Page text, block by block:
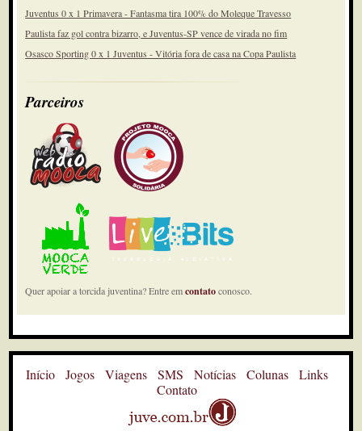
Juventus 0 x 1 Primavera - Fantasma tira 100% do Moleque Travesso
Paulista faz gol contra bizarro, e Juventus-SP vence de virada no fim
Osasco Sporting 0 x 1 Juventus - Vitória fora de casa na Copa Paulista
Parceiros
Quer apoiar a torcida juventina? Entre emcontatoconosco.
Início Jogos Viagens SMS Notícias Colunas
Links
Contato